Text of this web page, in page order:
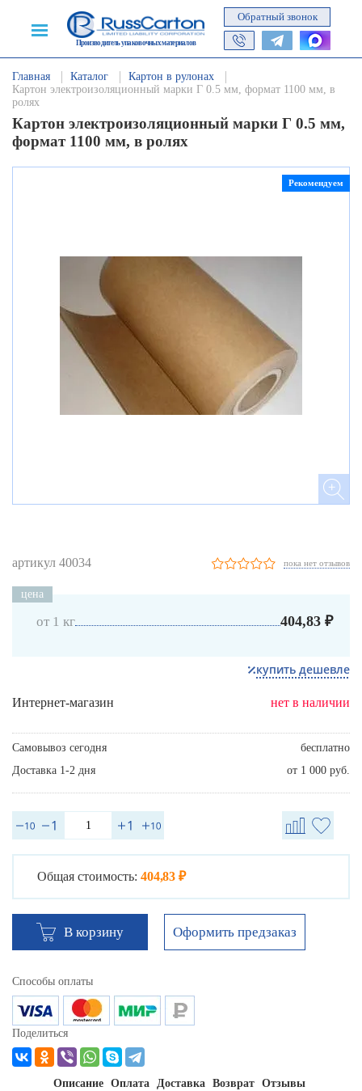
Производитель упаковочных материалов
Обратный звонок
Главная Каталог
Картон в рулонах
Картон электроизоляционный марки Г 0.5 мм, формат 1100 мм, в
ролях
Картон электроизоляционный марки Г 0.5 мм,
формат 1100 мм, в ролях
Рекомендуем
артикул 40034 пока нет отзывов
цена
от 1 кг 404,83 ₽
купить дешевле
Интернет-магазин нет в наличии
Самовывоз сегодня
бесплатно
Доставка 1-2 дня
от 1 000 руб.
Общая стоимость: 404,83 ₽
В корзину Оформить предзаказ
Способы оплаты
Поделиться
Описание Оплата Доставка Возврат Отзывы